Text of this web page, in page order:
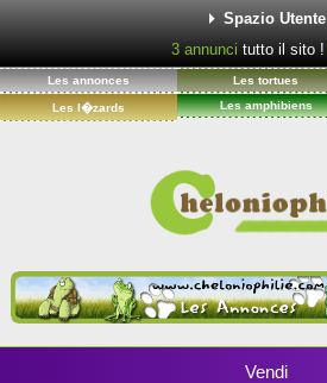
Spazio Utente
3 annunci tutto il sito !
Les annonces Les tortues
Les l�zards Les amphibiens
Vendi